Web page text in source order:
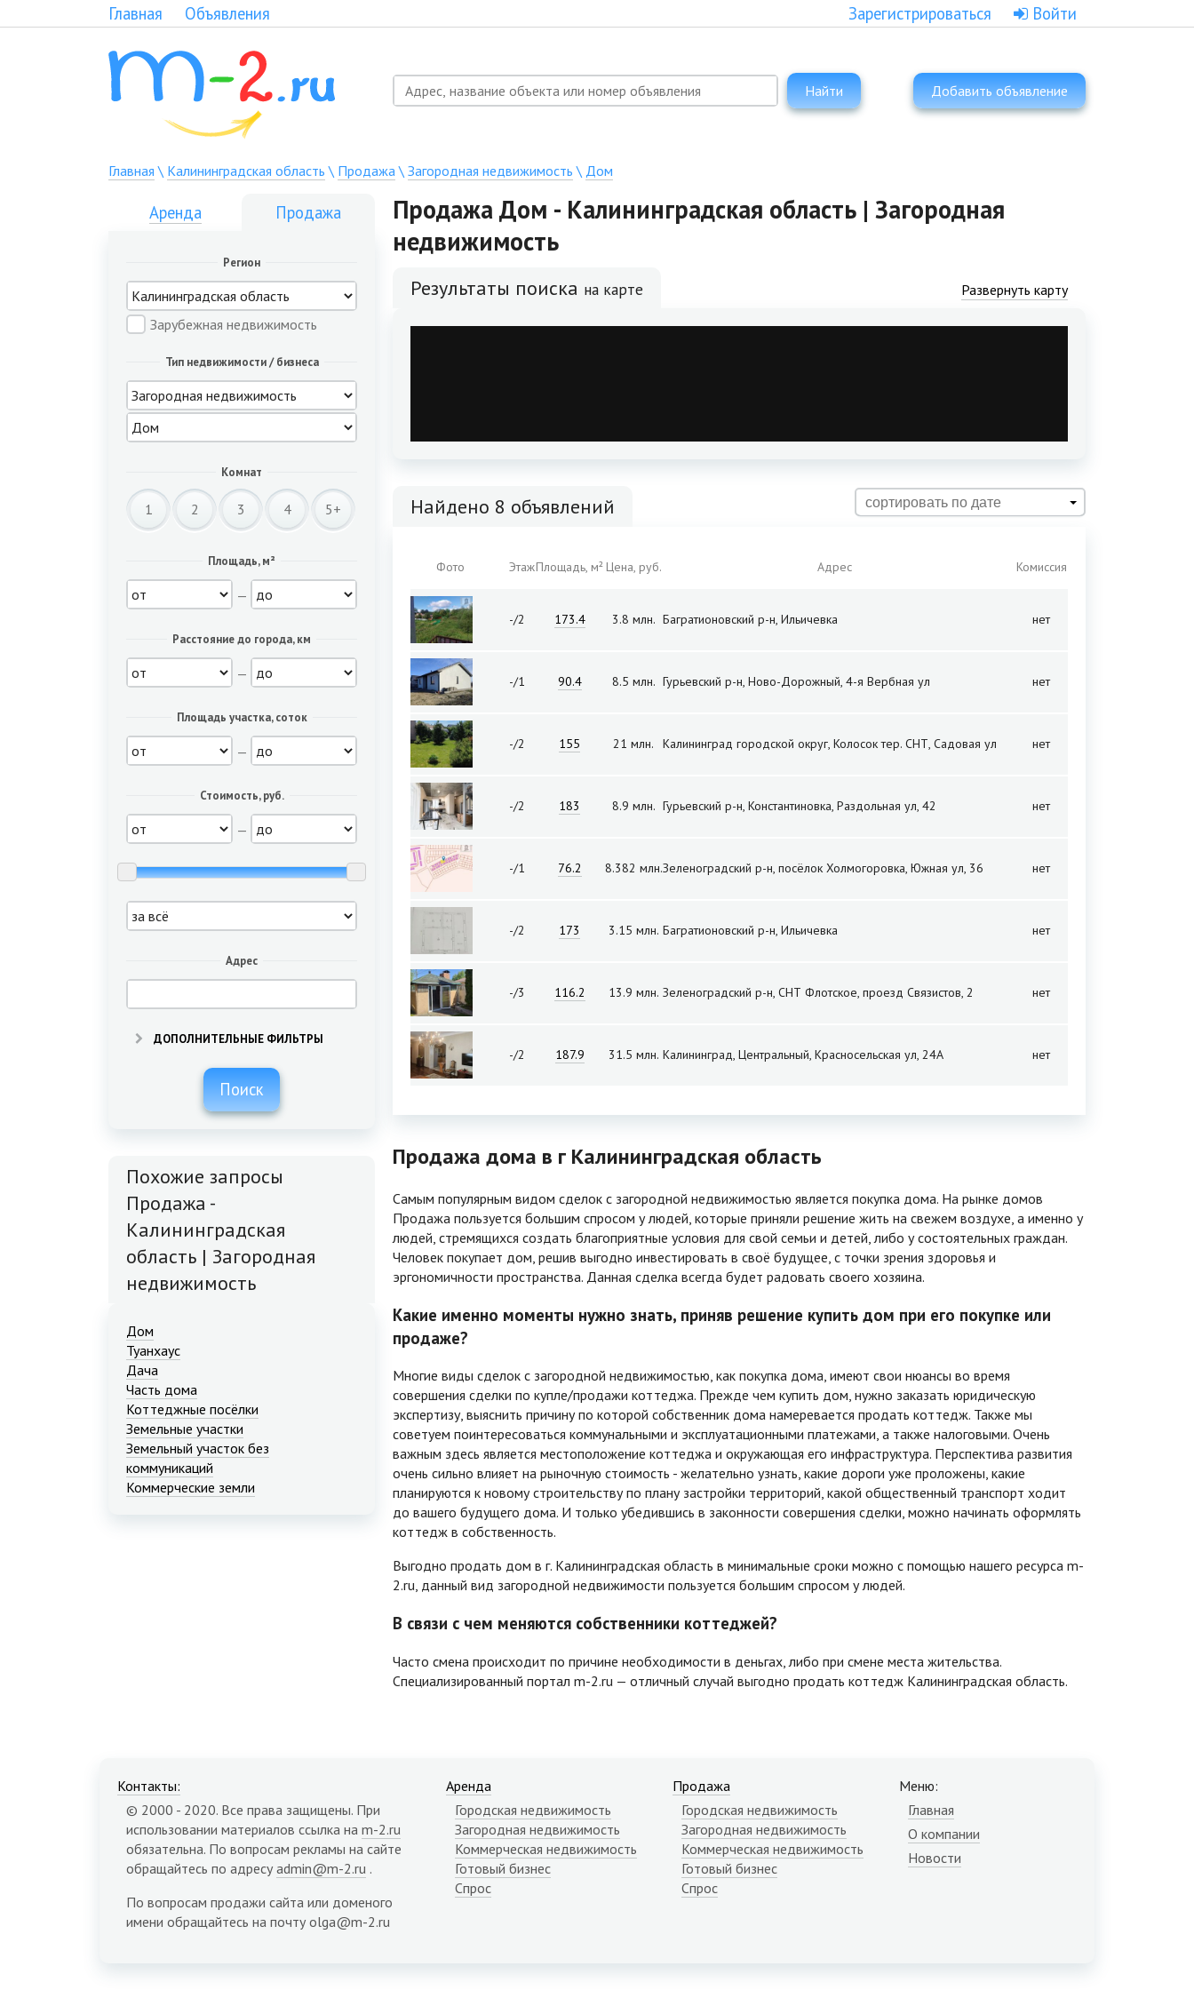
Главная Объявления Зарегистрироваться Войти
Найти Добавить объявление
Главная \ Калининградская область \ Продажа\ Загородная недвижимость \ Дом
Аренда Продажа
Регион
Зарубежная недвижимость
Тип недвижимости / бизнеса
Комнат
1 2 3 4 5+
Площадь, м²
—
Расстояние до города, км
—
Площадь участка, соток
—
Стоимость, руб.
—
Адрес
ДОПОЛНИТЕЛЬНЫЕ ФИЛЬТРЫ
Поиск
Похожие запросы
Продажа -
Калининградская
область | Загородная
недвижимость
Дом
Туанхаус
Дача
Часть дома
Коттеджные посёлки
Земельные участки
Земельный участок без
коммуникаций
Коммерческие земли
Продажа Дом - Калининградская область | Загородная
недвижимость
Результаты поиска на карте Развернуть карту
Найдено 8 объявлений сортировать по дате
Фото ЭтажПлощадь, м² Цена, руб. Адрес Комиссия
-/2 173.4 3.8 млн. Багратионовский р-н, Ильичевка нет
-/1 90.4 8.5 млн. Гурьевский р-н, Ново-Дорожный, 4-я Вербная ул нет
-/2 155 21 млн. Калининград городской округ, Колосок тер. СНТ, Садовая ул нет
-/2 183 8.9 млн. Гурьевский р-н, Константиновка, Раздольная ул, 42 нет
-/1 76.2 8.382 млн.Зеленоградский р-н, посёлок Холмогоровка, Южная ул, 36 нет
-/2 173 3.15 млн. Багратионовский р-н, Ильичевка нет
-/3 116.2 13.9 млн. Зеленоградский р-н, СНТ Флотское, проезд Связистов, 2 нет
-/2 187.9 31.5 млн. Калининград, Центральный, Красносельская ул, 24А нет
Продажа дома в г Калининградская область
Самым популярным видом сделок с загородной недвижимостью является покупка дома. На рынке домов
Продажа пользуется большим спросом у людей, которые приняли решение жить на свежем воздухе, а именно у
людей, стремящихся создать благоприятные условия для свой семьи и детей, либо у состоятельных граждан.
Человек покупает дом, решив выгодно инвестировать в своё будущее, с точки зрения здоровья и
эргономичности пространства. Данная сделка всегда будет радовать своего хозяина.
Какие именно моменты нужно знать, приняв решение купить дом при его покупке или
продаже?
Многие виды сделок с загородной недвижимостью, как покупка дома, имеют свои нюансы во время
совершения сделки по купле/продажи коттеджа. Прежде чем купить дом, нужно заказать юридическую
экспертизу, выяснить причину по которой собственник дома намеревается продать коттедж. Также мы
советуем поинтересоваться коммунальными и эксплуатационными платежами, а также налоговыми. Очень
важным здесь является местоположение коттеджа и окружающая его инфраструктура. Перспектива развития
очень сильно влияет на рыночную стоимость - желательно узнать, какие дороги уже проложены, какие
планируются к новому строительству по плану застройки территорий, какой общественный транспорт ходит
до вашего будущего дома. И только убедившись в законности совершения сделки, можно начинать оформлять
коттедж в собственность.
Выгодно продать дом в г. Калининградская область в минимальные сроки можно с помощью нашего ресурса m-
2.ru, данный вид загородной недвижимости пользуется большим спросом у людей.
В связи с чем меняются собственники коттеджей?
Часто смена происходит по причине необходимости в деньгах, либо при смене места жительства.
Специализированный портал m-2.ru — отличный случай выгодно продать коттедж Калининградская область.
Контакты:
© 2000 - 2020. Все права защищены. При
использовании материалов ссылка на m-2.ru
обязательна. По вопросам рекламы на сайте
обращайтесь по адресу admin@m-2.ru .
По вопросам продажи сайта или доменого
имени обращайтесь на почту olga@m-2.ru
Аренда
Городская недвижимость
Загородная недвижимость
Коммерческая недвижимость
Готовый бизнес
Спрос
Продажа
Городская недвижимость
Загородная недвижимость
Коммерческая недвижимость
Готовый бизнес
Спрос
Меню:
Главная
О компании
Новости